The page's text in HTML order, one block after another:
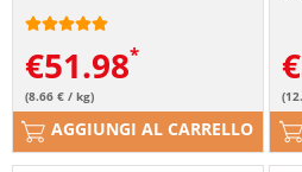
€51.98
(8.66 € / kg)
AGGIUNGI AL CARRELLO
€